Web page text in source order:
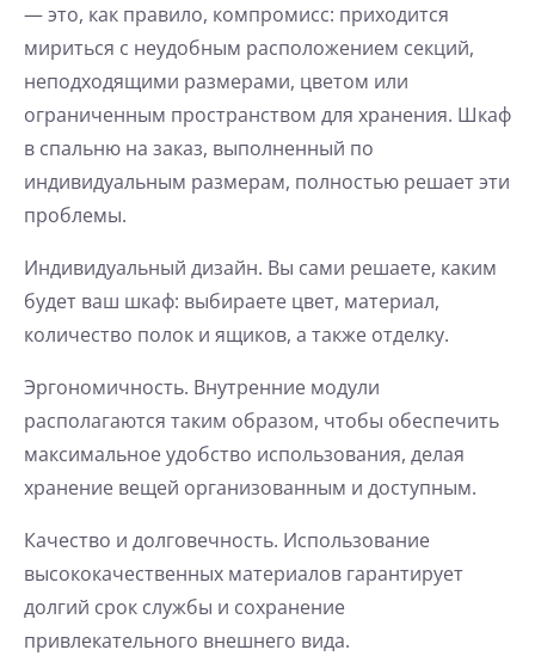
— это, как правило, компромисс: приходится
мириться с неудобным расположением секций,
неподходящими размерами, цветом или
ограниченным пространством для хранения. Шкаф
в спальню на заказ, выполненный по
индивидуальным размерам, полностью решает эти
проблемы.
Индивидуальный дизайн. Вы сами решаете, каким
будет ваш шкаф: выбираете цвет, материал,
количество полок и ящиков, а также отделку.
Эргономичность. Внутренние модули
располагаются таким образом, чтобы обеспечить
максимальное удобство использования, делая
хранение вещей организованным и доступным.
Качество и долговечность. Использование
высококачественных материалов гарантирует
долгий срок службы и сохранение
привлекательного внешнего вида.